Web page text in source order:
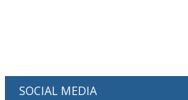
SOCIAL MEDIA